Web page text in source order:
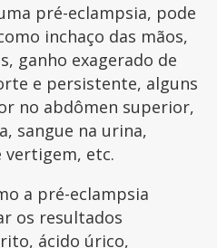
pré-eclampsia, pode
inchaço das mãos,
ganho exagerado de
e persistente, alguns
no abdômen superior,
sangue na urina,
vertigem, etc.
a pré-eclampsia
os resultados
ácido úrico,